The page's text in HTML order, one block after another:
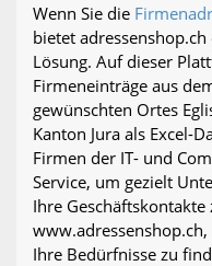
Wenn Sie die
bietet
Lösung. Auf dieser
Firmeneinträge aus
gewünschten Ortes
Kanton Jura als Excel-
Firmen der IT- und
Service, um gezielt
Ihre
Ihre Bedürfnisse zu